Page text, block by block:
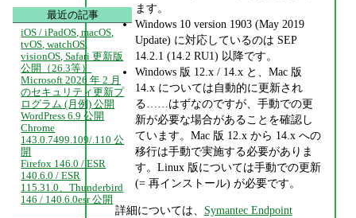
ます。
Windows 10 version 1903 (May 2019
Update) に対応しているのは SEP
14.2.1 (14.2 RU1) 以降です。
Windows 版 12.x / 14.x と、Mac 版
14.x については自動的に更新され
る……はずなのですが、手動での更
新が必要な場合があることを確認し
ています。Mac 版 12.x から 14.x への
移行は手動で実施する必要がありま
す。Linux 版については手動での更新
(= 再インストール) が必要です。
詳細については、 Symantec Endpoint
最近の記事
iOS / iPadOS, macOS,
tvOS, watchOS,
visionOS, Safari 更新版
公開（26.3等）
Microsoft 2026 年 2 月
のセキュリティ更新プ
ログラム (月例) 公開
WordPress 6.9 公開
Chrome
143.0.7499.109/.110 公
開
Firefox 146.0 / ESR
140.6.0 / ESR
115.31.0、Thunderbird
146 / 140.6.0esr 公開